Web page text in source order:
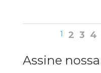
1 2 3 4
Assine